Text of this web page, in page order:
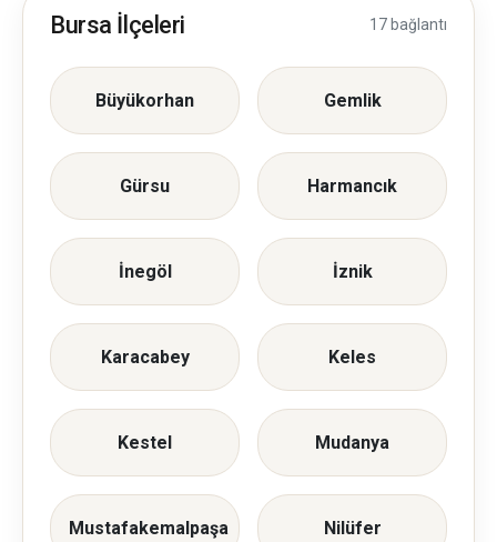
Bursa İlçeleri 17 bağlantı
Büyükorhan Gemlik
Gürsu Harmancık
İnegöl İznik
Karacabey Keles
Kestel Mudanya
Mustafakemalpaşa Nilüfer